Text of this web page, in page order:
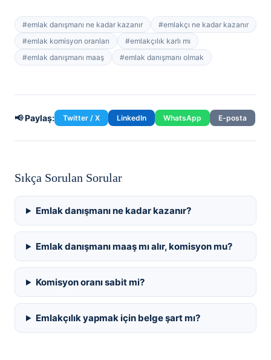
#emlak danışmanı ne kadar kazanır #emlakçı ne kadar kazanır
#emlak komisyon oranları #emlakçılık karlı mı
#emlak danışmanı maaş #emlak danışmanı olmak
📢 Paylaş: Twitter / X LinkedIn WhatsApp E-posta
Sıkça Sorulan Sorular
Emlak danışmanı ne kadar kazanır?
Emlak danışmanı maaş mı alır, komisyon mu?
Komisyon oranı sabit mi?
Emlakçılık yapmak için belge şart mı?